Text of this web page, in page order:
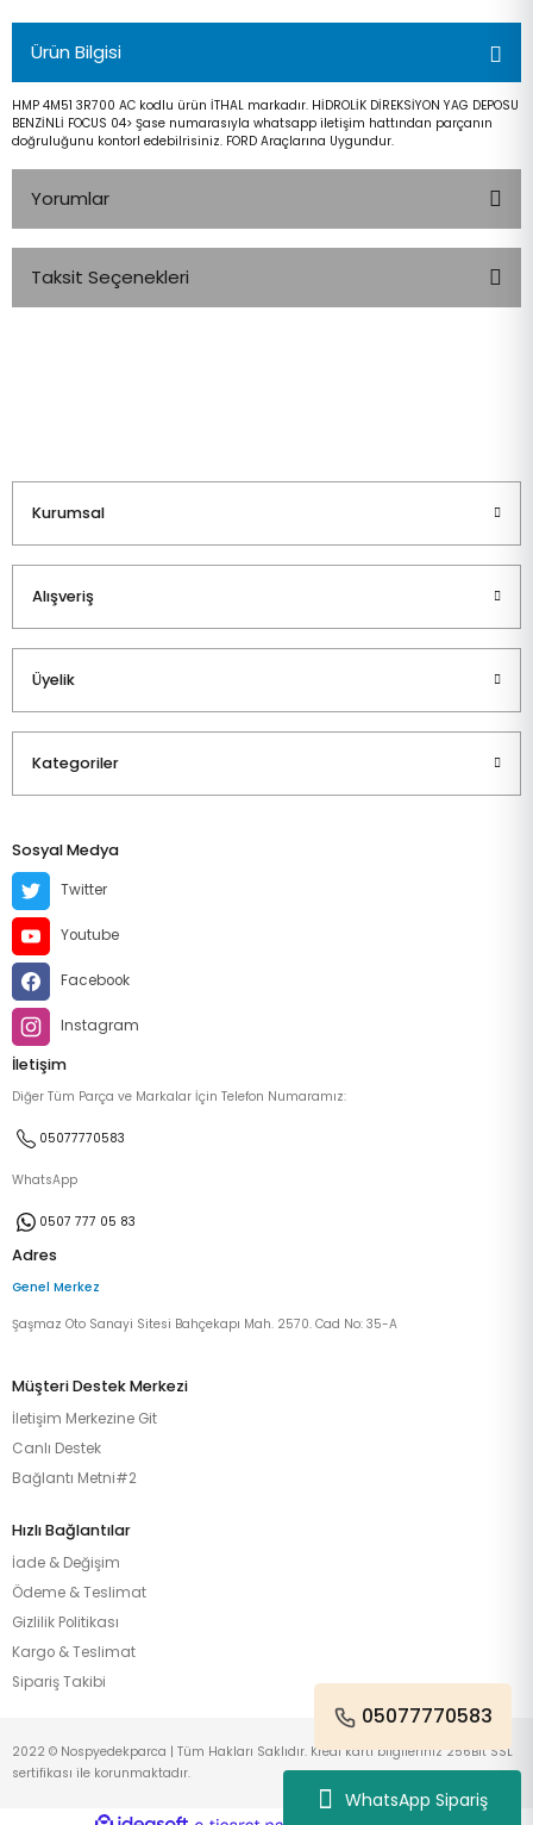
WhatsApp Sipariş
Ürün Bilgisi
HMP 4M51 3R700 AC kodlu ürün İTHAL markadır. HİDROLİK DİREKSİYON YAG DEPOSU
BENZİNLİ FOCUS 04> Şase numarasıyla whatsapp iletişim hattından parçanın
doğruluğunu kontorl edebilrisiniz. FORD Araçlarına Uygundur.
Yorumlar
Taksit Seçenekleri
Kurumsal
Alışveriş
Üyelik
Kategoriler
Sosyal Medya
Twitter
Youtube
Facebook
Instagram
İletişim
Diğer Tüm Parça ve Markalar İçin Telefon Numaramız:
05077770583
WhatsApp
0507 777 05 83
Adres
Genel Merkez
Şaşmaz Oto Sanayi Sitesi Bahçekapı Mah. 2570. Cad No: 35-A
Müşteri Destek Merkezi
İletişim Merkezine Git
Canlı Destek
Bağlantı Metni#2
Hızlı Bağlantılar
İade & Değişim
Ödeme & Teslimat
Gizlilik Politikası
Kargo & Teslimat
Sipariş Takibi
05077770583
2022 © Nospyedekparca | Tüm Hakları Saklıdır. Kredi kartı bilgileriniz 256Bit SSL
sertifikası ile korunmaktadır.